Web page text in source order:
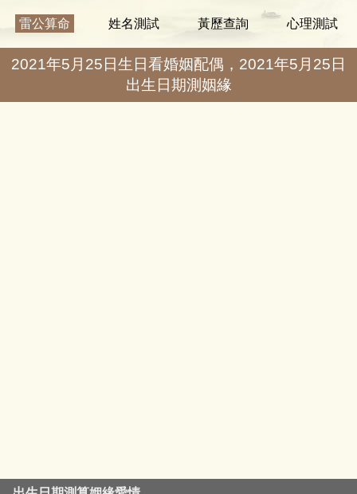
雷公算命 姓名測試 黃歷查詢 心理測試
2021年5月25日生日看婚姻配偶，2021年5月25日
出生日期測姻緣